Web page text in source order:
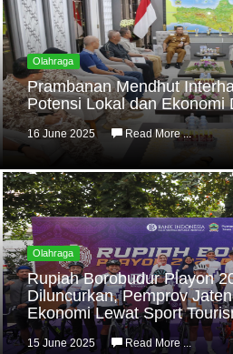
Olahraga
Prambanan Mendhut
Potensi Lokal dan Ekonomi
16 June 2025 Read More ...
Olahraga
Rupiah Borobudur Playon
Diluncurkan, Pemprov
Ekonomi Lewat Sport
15 June 2025 Read More ...